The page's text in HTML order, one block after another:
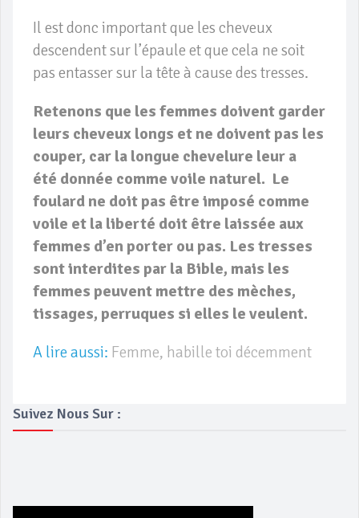
Il est donc important que les cheveux
descendent sur l’épaule et que cela ne soit
pas entasser sur la tête à cause des tresses.
Retenons que les femmes doivent garder
leurs cheveux longs et ne doivent pas les
couper, car la longue chevelure leur a
été donnée comme voile naturel. Le
foulard ne doit pas être imposé comme
voile et la liberté doit être laissée aux
femmes d’en porter ou pas. Les tresses
sont interdites par la Bible, mais les
femmes peuvent mettre des mèches,
tissages, perruques si elles le veulent.
A lire aussi: Femme, habille toi décemment
Suivez Nous Sur :